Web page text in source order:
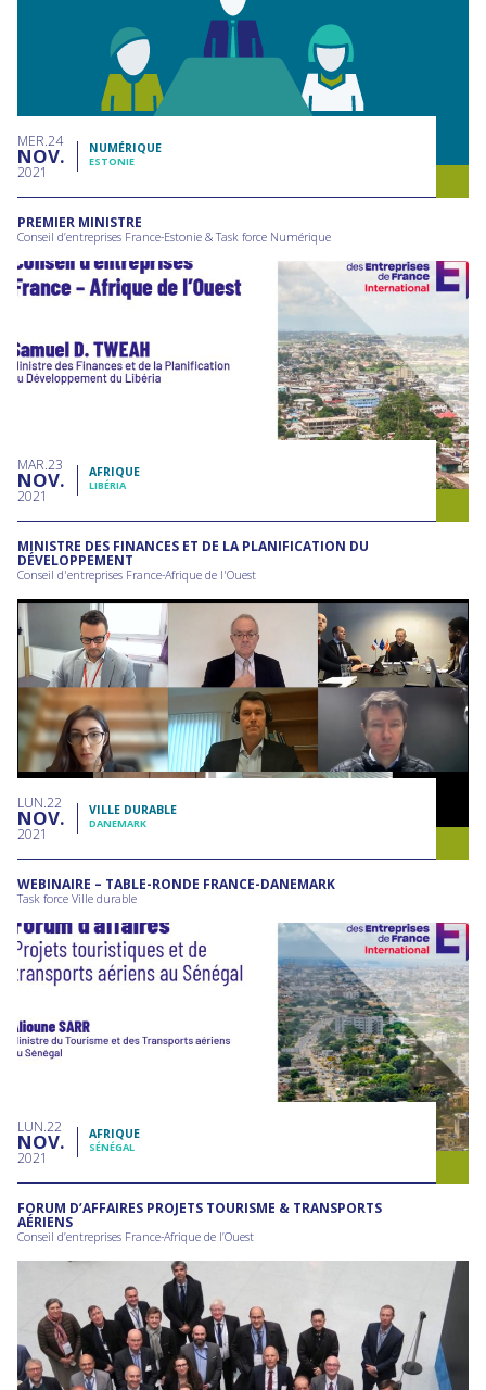
MER 24
NOV
2021
NUMÉRIQUE
ESTONIE
PREMIER MINISTRE
Conseil d’entreprises France-Estonie & Task force Numérique
MAR 23
NOV
2021
AFRIQUE
LIBÉRIA
MINISTRE DES FINANCES ET DE LA PLANIFICATION DU
DÉVELOPPEMENT
Conseil d'entreprises France-Afrique de l'Ouest
LUN 22
NOV
2021
VILLE DURABLE
DANEMARK
WEBINAIRE – TABLE-RONDE FRANCE-DANEMARK
Task force Ville durable
LUN 22
NOV
2021
AFRIQUE
SÉNÉGAL
FORUM D’AFFAIRES PROJETS TOURISME & TRANSPORTS
AÉRIENS
Conseil d’entreprises France-Afrique de l’Ouest